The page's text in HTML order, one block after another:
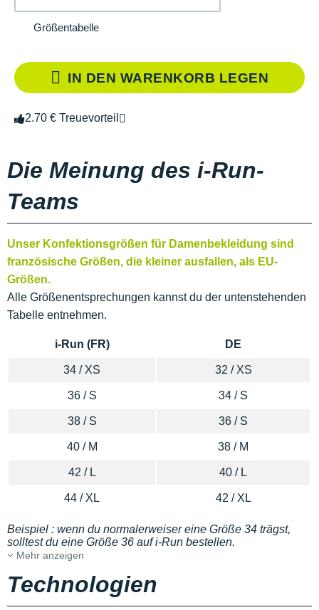
Größentabelle
IN DEN WARENKORB LEGEN
2.70 € Treuevorteil
Die Meinung des i-Run-
Teams
Unser Konfektionsgrößen für Damenbekleidung sind
französische Größen, die kleiner ausfallen, als EU-
Größen.
Alle Größenentsprechungen kannst du der untenstehenden
Tabelle entnehmen.
i-Run (FR) DE
34 / XS 32 / XS
36 / S 34 / S
38 / S 36 / S
40 / M 38 / M
42 / L 40 / L
44 / XL 42 / XL
Beispiel : wenn du normalerweiser eine Größe 34 trägst,
solltest du eine Größe 36 auf i-Run bestellen.
Mehr anzeigen
Technologien